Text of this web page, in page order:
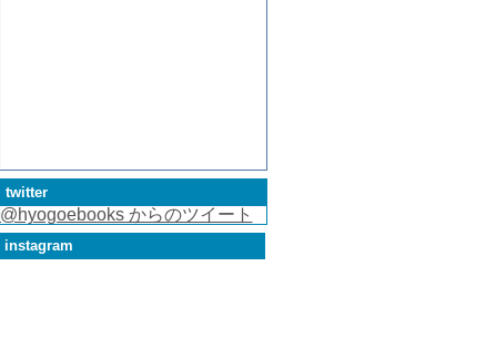
twitter
@hyogoebooks からのツイート
instagram